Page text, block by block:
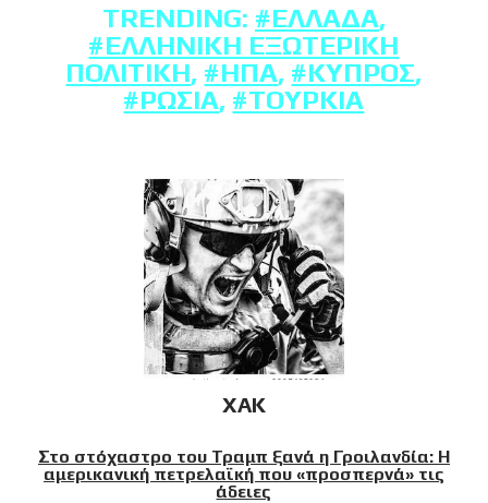
TRENDING: #ΕΛΛΆΔΑ,
#ΕΛΛΗΝΙΚΉ ΕΞΩΤΕΡΙΚΉ
ΠΟΛΙΤΙΚΉ, #ΗΠΑ, #ΚΎΠΡΟΣ,
#ΡΩΣΊΑ, #ΤΟΥΡΚΊΑ
XAK
Στο στόχαστρο του Τραμπ ξανά η Γροιλανδία: Η
αμερικανική πετρελαϊκή που «προσπερνά» τις
άδειες